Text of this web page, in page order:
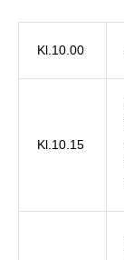
Kl.10.00
Kl.10.15